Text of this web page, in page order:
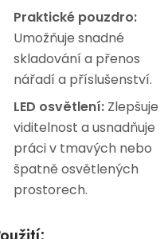
Praktické pouzdro:
Umožňuje snadné
skladování a přenos
nářadí a příslušenství.
LED osvětlení: Zlepšuje
viditelnost a usnadňuje
práci v tmavých nebo
špatně osvětlených
prostorech.